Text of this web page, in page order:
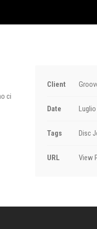
ci
Client
Date
Tags Disc
URL View